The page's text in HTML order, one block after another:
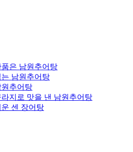
은 남원추어탕
남원추어탕
추어탕
지로 맛을 낸 남원추어탕
센 장어탕